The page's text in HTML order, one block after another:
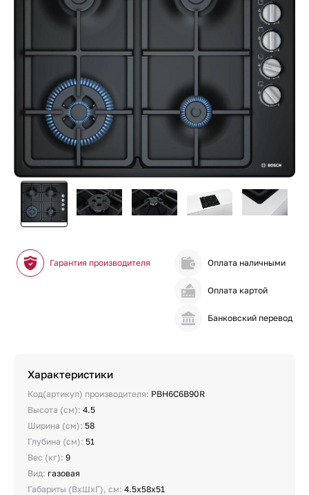
Гарантия производителя Оплата наличными
Оплата картой
Банковский перевод
Характеристики
Код(артикул) производителя: PBH6C6B90R
Высота (см): 4.5
Ширина (см): 58
Глубина (см): 51
Вес (кг): 9
Вид: газовая
Габариты (ВхШхГ), см: 4.5x58x51